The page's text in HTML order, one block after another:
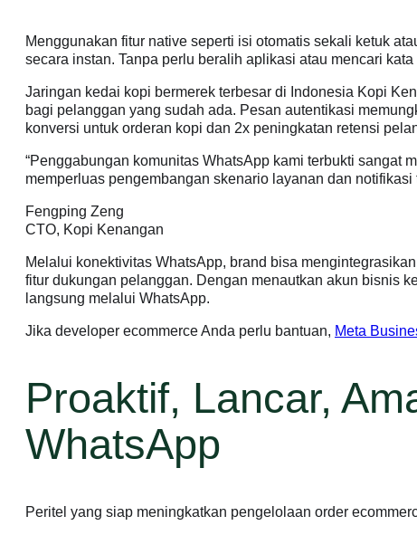
Menggunakan fitur native seperti isi otomatis sekali ketuk
secara instan. Tanpa perlu beralih aplikasi atau mencari kata
Jaringan kedai kopi bermerek terbesar di Indonesia Kopi
bagi pelanggan yang sudah ada. Pesan autentikasi
konversi untuk orderan kopi dan 2x peningkatan retensi
“Penggabungan komunitas WhatsApp kami terbukti sangat
memperluas pengembangan skenario layanan dan
Fengping Zeng
CTO, Kopi Kenangan
Melalui konektivitas WhatsApp, brand bisa
fitur dukungan pelanggan. Dengan menautkan akun bisnis
langsung melalui WhatsApp.
Jika developer ecommerce Anda perlu bantuan, Meta
Proaktif, Lancar,
WhatsApp
Peritel yang siap meningkatkan pengelolaan order